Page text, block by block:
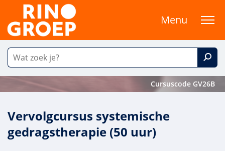
Menu
Cursuscode GV26B
Vervolgcursus systemische
gedragstherapie (50 uur)